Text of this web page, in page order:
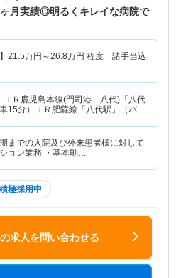
ヶ月実績◎明るくキレイな病院で
21.5万円～26.8万円 程度 諸手当込
ＪＲ鹿児島本線(門司港－八代)「八代
15分）ＪＲ肥薩線「八代駅」（バ
までの入院及び外来患者様に対して
ョン業務 ・基本動…
積極採用中
求人を問い合わせる